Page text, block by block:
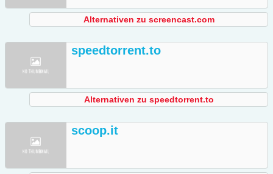
Alternativen zu screencast.com
speedtorrent.to
Alternativen zu speedtorrent.to
scoop.it